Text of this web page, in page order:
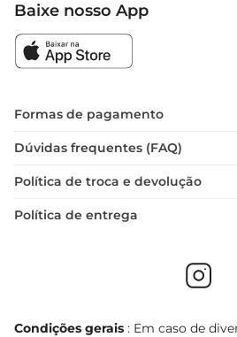
Baixe nosso App
Formas de pagamento
Dúvidas frequentes (FAQ)
Política de troca e devolução
Política de entrega
Condições gerais : Em caso de